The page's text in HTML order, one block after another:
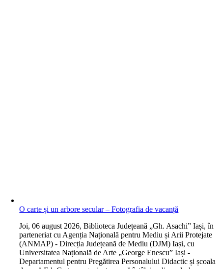
O carte și un arbore secular – Fotografia de vacanță
Joi, 06 august 2026, Biblioteca Județeană „Gh. Asachi” Iași, în
parteneriat cu Agenția Națională pentru Mediu și Arii Protejate
(ANMAP) - Direcția Județeană de Mediu (DJM) Iași, cu
Universitatea Națională de Arte „George Enescu” Iași -
Departamentul pentru Pregătirea Personalului Didactic și școala